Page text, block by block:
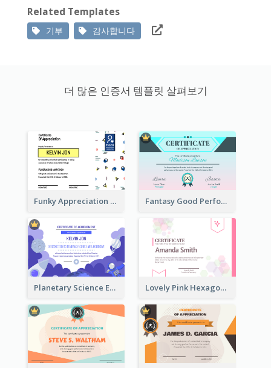
Related Templates
기부 감사합니다
더 많은 인증서 템플릿 살펴보기
Funky Appreciation Letter For Fundraising Fantasy Good Performance Award Certificate
Planetary Science Education Certificate Lovely Pink Hexagonal Shapes Certification Design